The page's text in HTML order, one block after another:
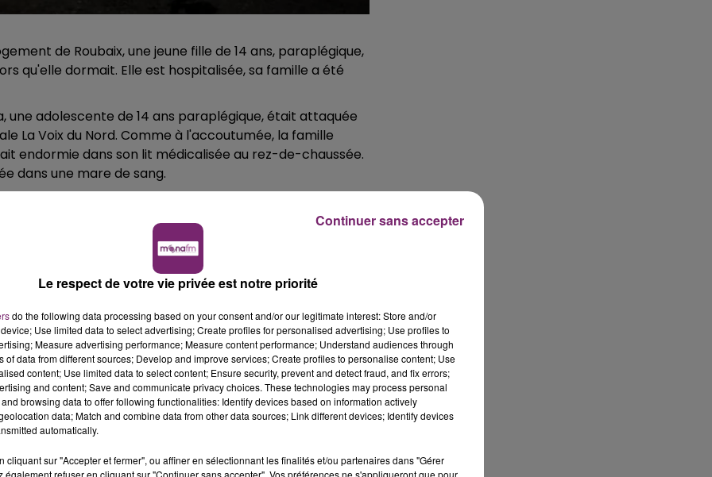
de Roubaix, une jeune fille de 14 ans, paraplégique,
qu'elle dormait. Elle est hospitalisée, sa famille a été
une adolescente de 14 ans paraplégique, était attaquée
La Voix du Nord. Comme à l'accoutumée, la famille
endormie dans son lit médicalisée au rez-de-chaussée.
dans une mare de sang.
qui aurait pris une tournure violente mais les oreilles
cérébrale. Le Samu arrive et deux
sont nécessaires pour se pencher sur les multiples
au visage, au cou, aux mains, aux jambes, aux oreilles,
Il établit que c'est une meute de rats qui est à l'origine
Du fait de sa maladie, elle est moins sensible à la
mais elle n’a pas eu la présence d’esprit de nous
rare. Les rats n’attaquent quasiment que les
nordiste.
pourrait se poursuivre encore plusieurs jours,
ses doigts, rongé, n'a pas pu être opéré. En revanche,
Le respect de votre vie privée est notre priorité
do the following data processing based on your consent and/or our legitimate interest: Store and/or
Use limited data to select advertising; Create profiles for personalised advertising; Use profiles to
Measure advertising performance; Measure content performance; Understand audiences through
of data from different sources; Develop and improve services; Create profiles to personalise content; Use
content; Use limited data to select content; Ensure security, prevent and detect fraud, and fix errors;
and content; Save and communicate privacy choices. These technologies may process personal
browsing data to offer following functionalities: Identify devices based on information actively
data; Match and combine data from other data sources; Link different devices; Identify devices
automatically.
cliquant sur "Accepter et fermer", ou affiner en sélectionnant les finalités et/ou partenaires dans "Gérer
également refuser en cliquant sur "Continuer sans accepter". Vos préférences ne s'appliqueront que pour
Continuer sans accepter